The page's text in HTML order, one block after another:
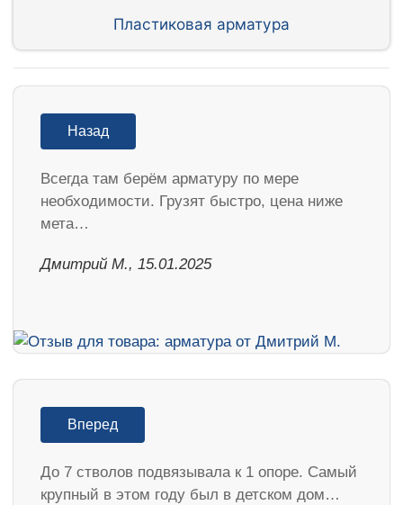
Пластиковая арматура
Назад
Всегда там берём арматуру по мере
необходимости. Грузят быстро, цена ниже
мета…
Дмитрий М., 15.01.2025
Вперед
До 7 стволов подвязывала к 1 опоре. Самый
крупный в этом году был в детском дом…